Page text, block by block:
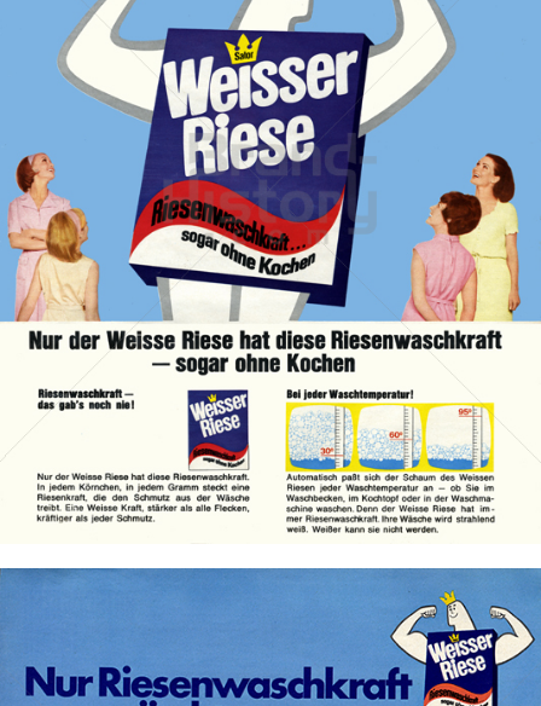
Weisser Riese
Henkel Central Eastern Europe GmbH
1966
Bild-ID: 18668